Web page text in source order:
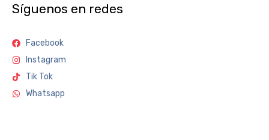
Síguenos en redes
Facebook
Instagram
Tik Tok
Whatsapp